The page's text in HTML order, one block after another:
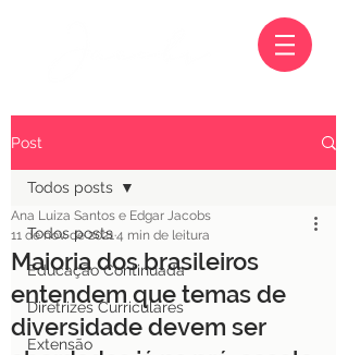
Post
Todos posts
Educação Continuada
Diretrizes Curriculares
Extensão
Todos posts
Maioria dos brasileiros
entendem que temas de
diversidade devem ser
Ana Luiza Santos e Edgar Jacobs
11 de nov. de 20214 min de leitura